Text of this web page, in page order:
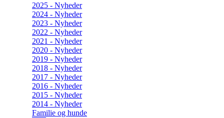
2025 - Nyheder
2024 - Nyheder
2023 - Nyheder
2022 - Nyheder
2021 - Nyheder
2020 - Nyheder
2019 - Nyheder
2018 - Nyheder
2017 - Nyheder
2016 - Nyheder
2015 - Nyheder
2014 - Nyheder
Familie og hunde